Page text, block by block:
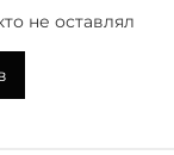
лица Oil
не оставлял